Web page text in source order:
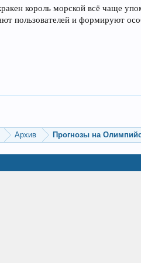
король морской всё чаще
пользователей и формируют
Архив Прогнозы на